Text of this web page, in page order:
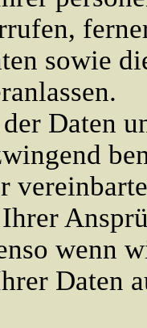
sowie
Daten
wenn
Daten